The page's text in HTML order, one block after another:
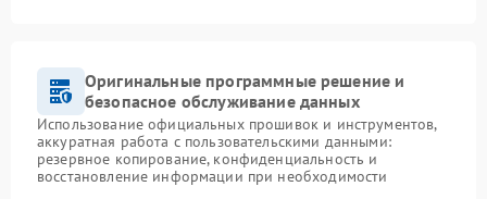
Оригинальные программные решение и
безопасное обслуживание данных
Использование официальных прошивок и инструментов,
аккуратная работа с пользовательскими данными:
резервное копирование, конфиденциальность и
восстановление информации при необходимости